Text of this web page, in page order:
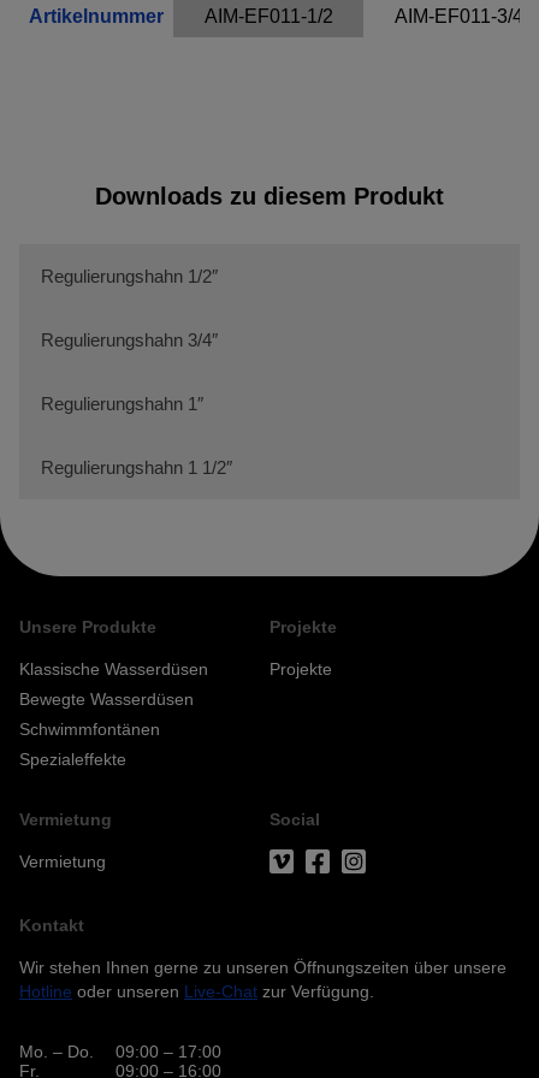
Artikelnummer
AIM-EF011-1/2 AIM-EF011-3/4
Downloads zu diesem Produkt
Regulierungshahn 1/2″
Regulierungshahn 3/4″
Regulierungshahn 1″
Regulierungshahn 1 1/2″
Unsere Produkte
Klassische Wasserdüsen
Bewegte Wasserdüsen
Schwimmfontänen
Spezialeffekte
Projekte
Projekte
Vermietung
Vermietung
Social
Kontakt
Wir stehen Ihnen gerne zu unseren Öffnungszeiten über unsere
Hotline oder unseren Live-Chat zur Verfügung.
Mo. – Do.
09:00 – 17:00
Fr.
09:00 – 16:00
Name
Adobe Fonts
Infos schließen